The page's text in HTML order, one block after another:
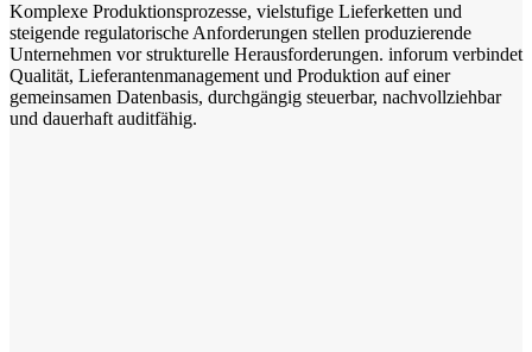
Komplexe Produktionsprozesse, vielstufige Lieferketten und
steigende regulatorische Anforderungen stellen produzierende
Unternehmen vor strukturelle Herausforderungen. inforum verbindet
Qualität, Lieferantenmanagement und Produktion auf einer
gemeinsamen Datenbasis, durchgängig steuerbar, nachvollziehbar
und dauerhaft auditfähig.